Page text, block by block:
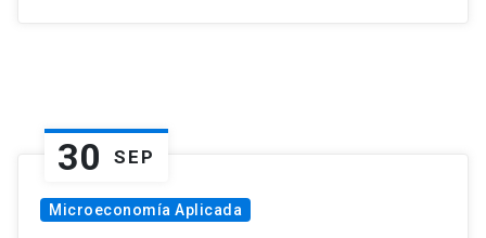
30 SEP
Microeconomía Aplicada